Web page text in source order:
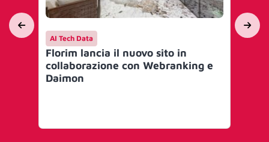
AI Tech Data
Florim lancia il nuovo sito in
collaborazione con Webranking e
Daimon